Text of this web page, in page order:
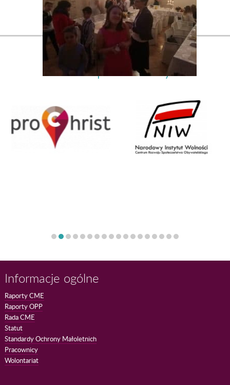
Nasi partnerzy
Informacje ogólne
Raporty CME
Raporty OPP
Rada CME
Statut
Standardy Ochrony Małoletnich
Pracownicy
Wolontariat